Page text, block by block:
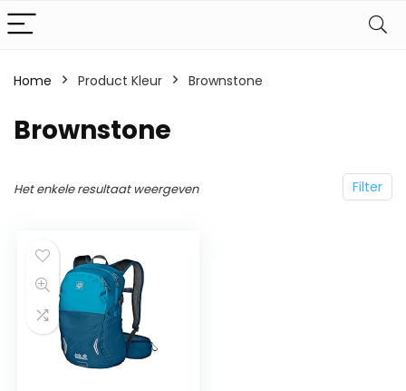
Home Product Kleur Brownstone
Brownstone
Filter
Het enkele resultaat weergeven